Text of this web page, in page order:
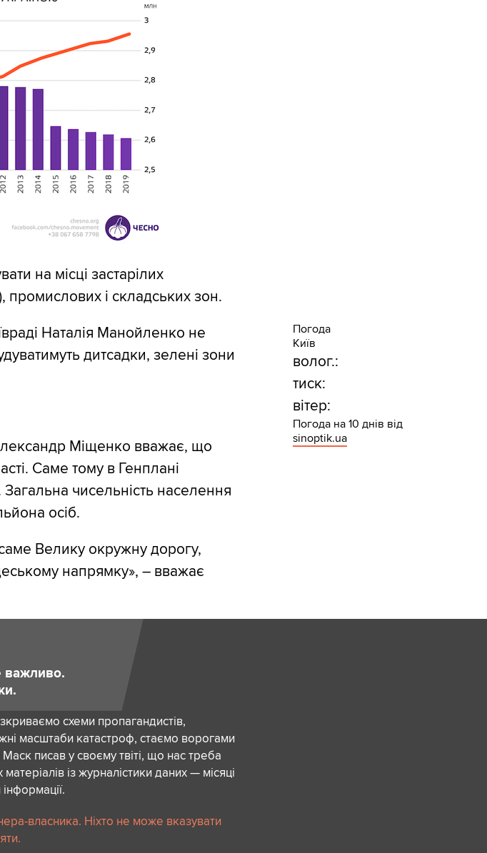
на місці застарілих
промислових і складських зон.
Наталія Манойленко не
дитсадки, зелені зони
Міщенко вважає, що
Саме тому в Генплані
чисельність населення
осіб.
Велику окружну дорогу,
напрямку», – вважає
важливо.
схеми пропагандистів,
масштаби катастроф, стаємо ворогами
писав у своєму твіті, що нас треба
із журналістики даних — місяці
власника. Ніхто не може вказувати
Погода
Київ
волог.:
тиск:
вітер:
Погода на 10 днів від
sinoptik.ua